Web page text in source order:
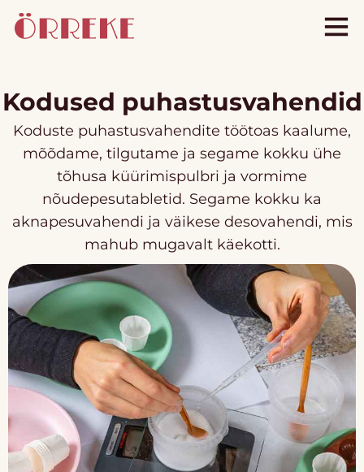
Kodused puhastusvahendid
Koduste puhastusvahendite töötoas kaalume,
mõõdame, tilgutame ja segame kokku ühe
tõhusa küürimispulbri ja vormime
nõudepesutabletid. Segame kokku ka
aknapesuvahendi ja väikese desovahendi, mis
mahub mugavalt käekotti.